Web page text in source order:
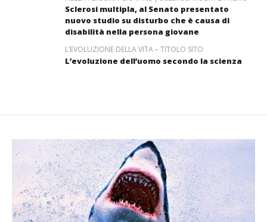
Sclerosi multipla, al Senato presentato
nuovo studio su disturbo che è causa di
disabilità nella persona giovane
L’EVOLUZIONE DELLA VITA – TITOLO SITO
L’evoluzione dell’uomo secondo la scienza